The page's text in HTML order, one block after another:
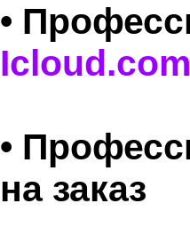
•
Icloud.com
•
на заказ